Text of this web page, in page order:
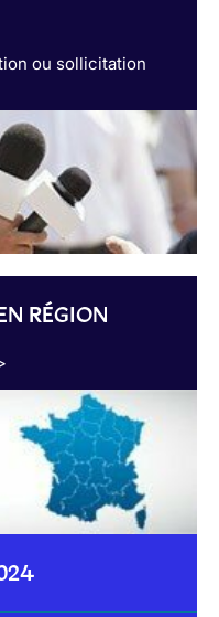
ou sollicitation
RÉGION